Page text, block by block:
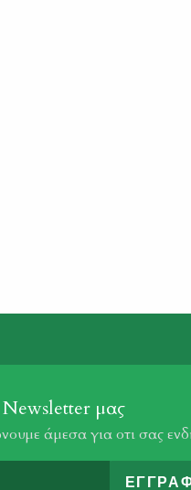
Newsletter μας
άμεσα για οτι σας